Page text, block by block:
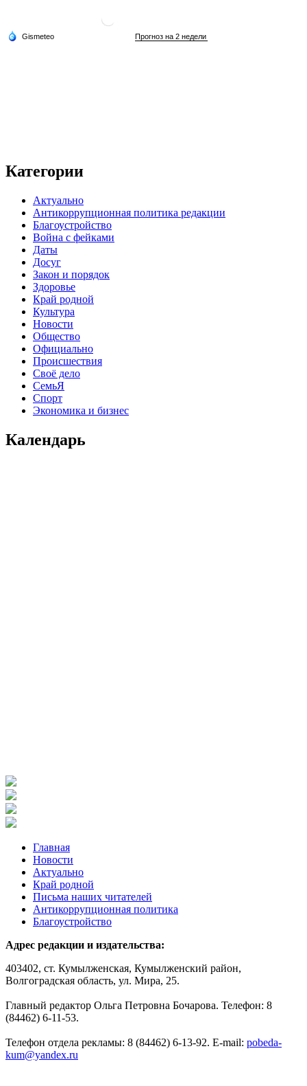
Категории
Актуально
Антикоррупционная политика редакции
Благоустройство
Война с фейками
Даты
Досуг
Закон и порядок
Здоровье
Край родной
Культура
Новости
Общество
Официально
Происшествия
Своё дело
СемьЯ
Спорт
Экономика и бизнес
Календарь
Главная
Новости
Актуально
Край родной
Письма наших читателей
Антикоррупционная политика
Благоустройство
Адрес редакции и издательства:
403402, ст. Кумылженская, Кумылженский район,
Волгоградская область, ул. Мира, 25.
Главный редактор Ольга Петровна Бочарова. Телефон: 8
(84462) 6-11-53.
Телефон отдела рекламы: 8 (84462) 6-13-92. E-mail: pobeda-
kum@yandex.ru